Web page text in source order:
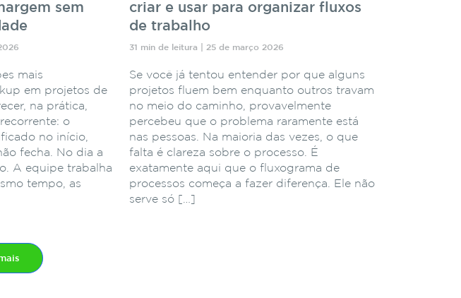
sem
mais
em projetos de
na prática,
o
no início,
fecha. No dia a
A equipe trabalha
tempo, as
criar e usar para organizar fluxos
de trabalho
31 min de leitura | 25 de março 2026
Se você já tentou entender por que alguns
projetos fluem bem enquanto outros travam
no meio do caminho, provavelmente
percebeu que o problema raramente está
nas pessoas. Na maioria das vezes, o que
falta é clareza sobre o processo. É
exatamente aqui que o fluxograma de
processos começa a fazer diferença. Ele não
serve só […]